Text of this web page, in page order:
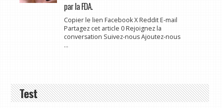
par la FDA.
Copier le lien Facebook X Reddit E-mail
Partagez cet article 0 Rejoignez la
conversation Suivez-nous Ajoutez-nous
...
Test